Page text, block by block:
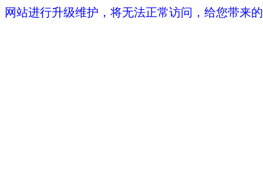
网站进行升级维护，将无法正常访问，给您带来